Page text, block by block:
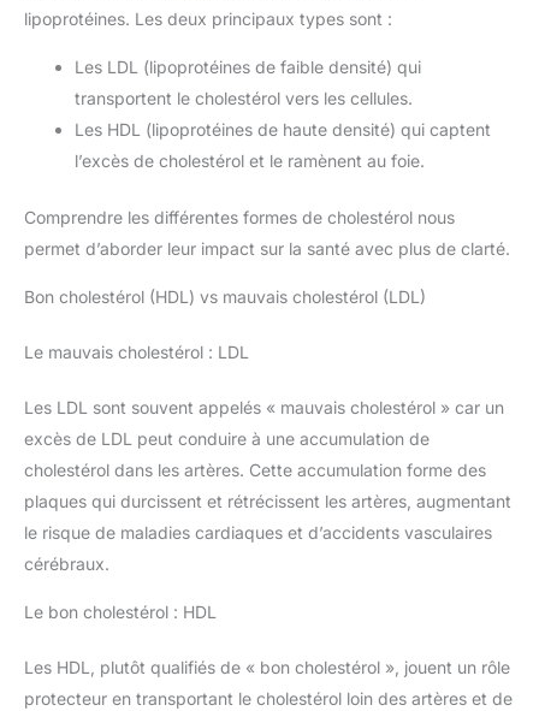
lipoprotéines. Les deux principaux types sont :
Les LDL (lipoprotéines de faible densité) qui
transportent le cholestérol vers les cellules.
Les HDL (lipoprotéines de haute densité) qui captent
l’excès de cholestérol et le ramènent au foie.
Comprendre les différentes formes de cholestérol nous
permet d’aborder leur impact sur la santé avec plus de clarté.
Bon cholestérol (HDL) vs mauvais cholestérol (LDL)
Le mauvais cholestérol : LDL
Les LDL sont souvent appelés « mauvais cholestérol » car un
excès de LDL peut conduire à une accumulation de
cholestérol dans les artères. Cette accumulation forme des
plaques qui durcissent et rétrécissent les artères, augmentant
le risque de maladies cardiaques et d’accidents vasculaires
cérébraux.
Le bon cholestérol : HDL
Les HDL, plutôt qualifiés de « bon cholestérol », jouent un rôle
protecteur en transportant le cholestérol loin des artères et de